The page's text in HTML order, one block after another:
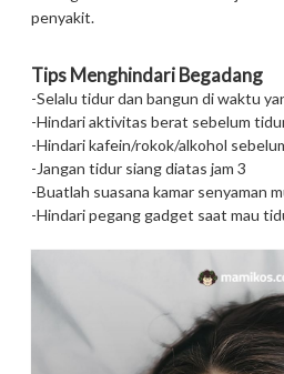
penyakit.
Tips Menghindari Begadang
-Selalu tidur dan bangun di waktu
-Hindari aktivitas berat sebelum
-Hindari kafein/rokok/alkohol
-Jangan tidur siang diatas jam 3
-Buatlah suasana kamar senyaman
-Hindari pegang gadget saat mau